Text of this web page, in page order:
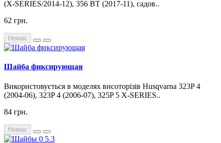
(X-SERIES/2014-12), 356 BT (2017-11), садов..
62 грн.
Немає
Шайба фиксирующая
Використовується в моделях висоторізів Husqvarna 323P 4
(2004-06), 323P 4 (2006-07), 325P 5 X-SERIES..
84 грн.
Немає